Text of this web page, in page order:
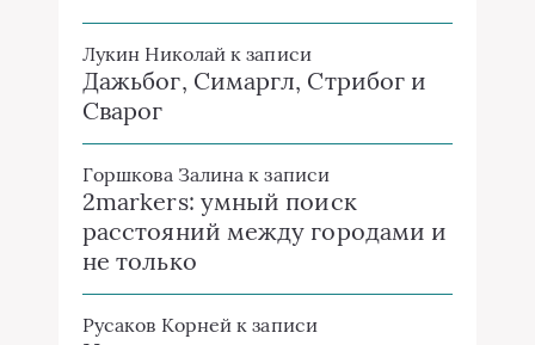
Лукин Николай к записи
Дажьбог, Симаргл, Стрибог и
Сварог
Горшкова Залина к записи
2markers: умный поиск
расстояний между городами и
не только
Русаков Корней к записи